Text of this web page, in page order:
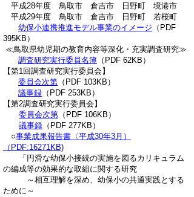
平成28年度 鳥取市 倉吉市 日野町 境港市
平成29年度 鳥取市 倉吉市 日野町 若桜町
幼保小連携推進モデル事業のイメージ （PDF
395KB）
≪鳥取県幼児期の教育内容等深化・充実調査研究≫
調査研究実行委員名簿 （PDF 62KB）
【第1回調査研究実行委員会】
委員会次第 （PDF 103KB）
議事録 （PDF 253KB）
【第2調査研究実行委員会】
委員会次第 （PDF 106KB）
議事録 （PDF 277KB）
○事業成果報告書〈平成30年3月）
（PDF:16271KB)
「円滑な幼保小接続の実施を図るカリキュラム
の編成等の効果的な取組に関する研究
～相互理解を深め、幼保小の共通実践とする
ために～